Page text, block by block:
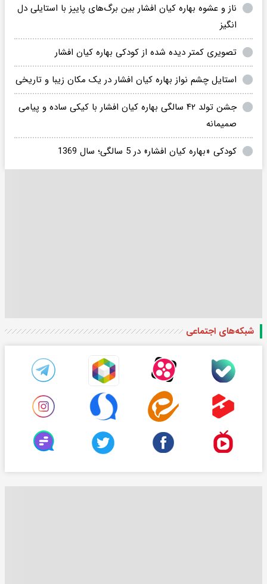
ناز و عشوه بهاره کیان افشار بین برگ‌های پاییز با استایلی دل
انگیز
تصویری کمتر دیده شده از کودکی بهاره کیان افشار
استایل چشم نواز بهاره کیان افشار در یک مکان زیبا و تاریخی
جشن تولد ۴۲ سالگی بهاره کیان افشار با کیکی ساده و پیامی
صمیمانه
کودکی «بهاره کیان افشار» در 5 سالگی؛ سال 1369
شبکه‌های اجتماعی